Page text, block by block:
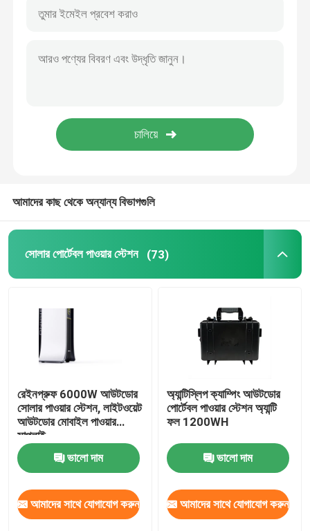
হাইব্রিড সোলার ইনভার্টার
লিথিয়াম আয়ন ব্যাটারি
আমাদের কাছ থেকে অন্যান্য বিভাগগুলি
সোলার পোর্টেবল পাওয়ার স্টেশন (73)
রেইনপ্রুফ 6000W আউটডোর
সোলার পাওয়ার স্টেশন, লাইটওয়েট
আউটডোর মোবাইল পাওয়ার
সাপ্লাই
ভালো দাম
আমাদের সাথে যোগাযোগ করুন
অ্যান্টিস্লিপ ক্যাম্পিং আউটডোর
পোর্টেবল পাওয়ার স্টেশন অ্যান্টি
ফল 1200WH
ভালো দাম
আমাদের সাথে যোগাযোগ করুন